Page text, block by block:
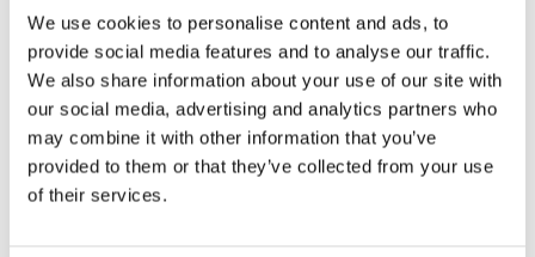
We use cookies to personalise content and ads, to
provide social media features and to analyse our traffic.
We also share information about your use of our site with
our social media, advertising and analytics partners who
may combine it with other information that you’ve
provided to them or that they’ve collected from your use
of their services.
Text za katalogem